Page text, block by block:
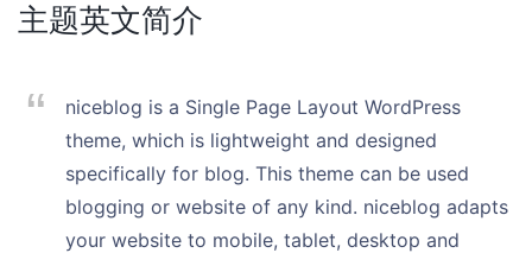
主题英文简介
niceblog is a Single Page Layout WordPress
theme, which is lightweight and designed
specifically for blog. This theme can be used
blogging or website of any kind. niceblog adapts
your website to mobile, tablet, desktop and